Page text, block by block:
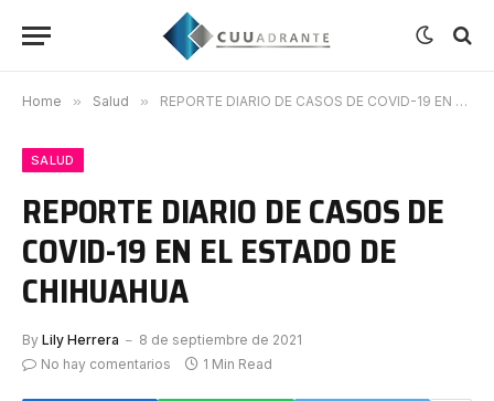
Home » Salud » REPORTE DIARIO DE CASOS DE COVID-19 EN EL ESTADO DE CHIHUAHUA
SALUD
REPORTE DIARIO DE CASOS DE
COVID-19 EN EL ESTADO DE
CHIHUAHUA
By Lily Herrera
8 de septiembre de 2021
No hay comentarios
1 Min Read